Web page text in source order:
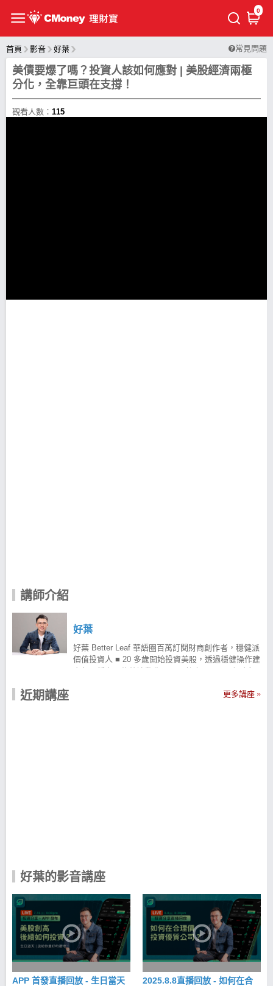
0
首頁 影音 好葉 常見問題
美債要爆了嗎？投資人該如何應對 | 美股經濟兩極
分化，全靠巨頭在支撐！
觀看人數： 115
講師介紹
好葉
好葉 Better Leaf 華語圈百萬訂閱財商創作者，穩健派
價值投資人 ■ 20 多歲開始投資美股，透過穩健操作建
立每月穩定五位數被動收入。 ■ 擁有 CISI 國際財富
突破 100 萬美金。 ■ YouTube 頻道「Better Leaf 好
近期講座 更多講座
好葉的影音講座
APP 首發直播回放 - 生日當天
2025.8.8直播回放 - 如何在合